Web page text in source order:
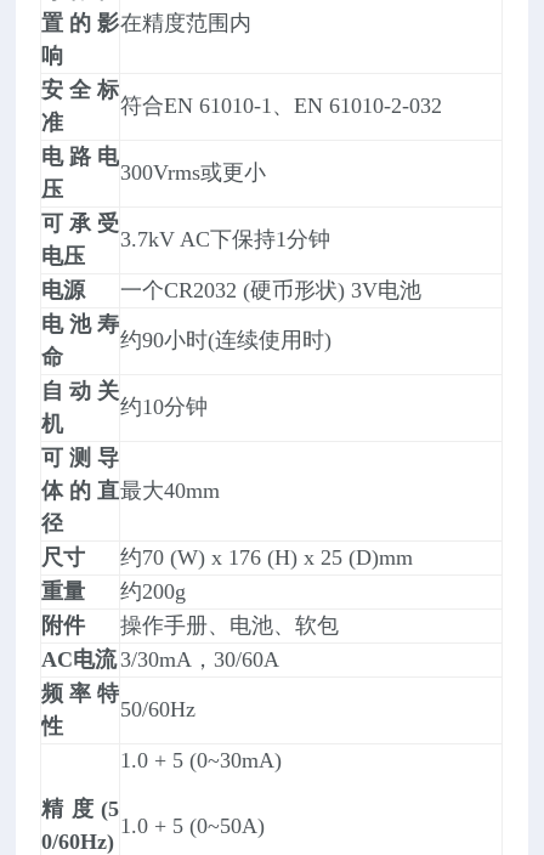
置的影
响
在精度范围内
安全标
准
符合EN 61010-1、EN 61010-2-032
电路电
压
300Vrms或更小
可承受
电压
3.7kV AC下保持1分钟
电源
一个CR2032 (硬币形状) 3V电池
电池寿
命
约90小时(连续使用时)
自动关
机
约10分钟
可测导
体的直
径
最大40mm
尺寸
约70 (W) x 176 (H) x 25 (D)mm
重量
约200g
附件
操作手册、电池、软包
AC电流3/30mA，30/60A
频率特
性
50/60Hz
精度(5
0/60Hz)
1.0 + 5 (0~30mA)
1.0 + 5 (0~50A)